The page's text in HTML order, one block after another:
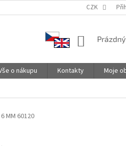
OCHRANY OSOBNÍCH ÚDAJŮ
CZK
o nákupu Kontakty
Moje
MM 60120